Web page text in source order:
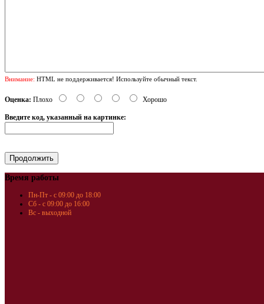
Внимание: HTML не поддерживается! Используйте обычный текст.
Оценка: Плохо Хорошо
Введите код, указанный на картинке:
Время работы
Пн-Пт - с 09:00 до 18:00
Сб - с 09:00 до 16:00
Вс - выходной